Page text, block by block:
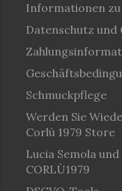
Informationen zu
Datenschutz und
Schmuckpflege
Werden Sie
Corlù 1979 Store
Lucia Semola
CORLÙ1979